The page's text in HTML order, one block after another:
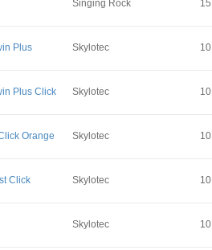
Singing Rock 15
Plus Skylotec 10
Plus Click Skylotec 10
Orange Skylotec 10
Click Skylotec 10
Skylotec 10